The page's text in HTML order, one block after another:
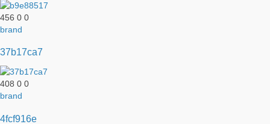
456 0 0
brand
37b17ca7
408 0 0
brand
4fcf916e